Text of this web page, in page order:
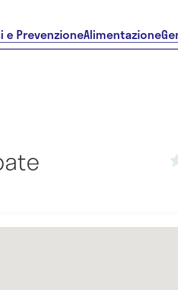
e PrevenzioneAlimentazione